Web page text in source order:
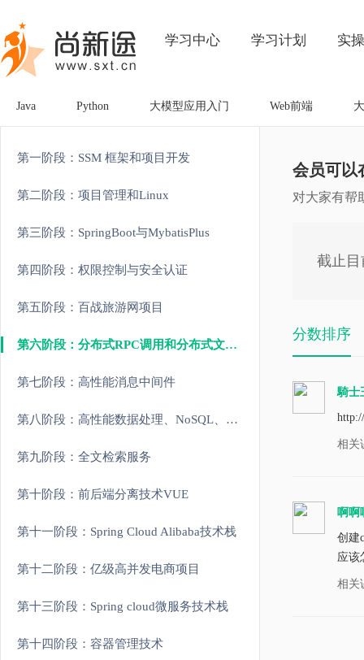
学习中心 学习计划 实操
Java Python 大模型应用入门 Web前端
第一阶段：SSM 框架和项目开发
第二阶段：项目管理和Linux
第三阶段：SpringBoot与MybatisPlus
第四阶段：权限控制与安全认证
第五阶段：百战旅游网项目
第六阶段：分布式RPC调用和分布式文件存储
第七阶段：高性能消息中间件
第八阶段：高性能数据处理、NoSQL、分库分表
第九阶段：全文检索服务
第十阶段：前后端分离技术VUE
第十一阶段：Spring Cloud Alibaba技术栈
第十二阶段：亿级高并发电商项目
第十三阶段：Spring cloud微服务技术栈
第十四阶段：容器管理技术
会员可以
对大家有帮
截止
分数排序
騎士
相关
啊啊
创建
应该
相关